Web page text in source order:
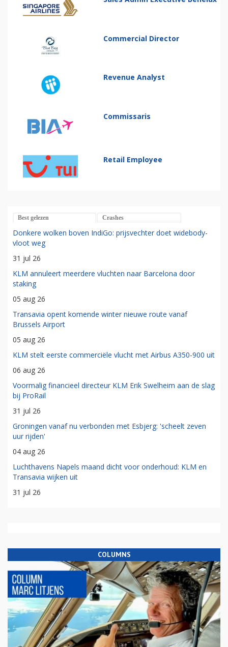
Commercial Director
Revenue Analyst
Commissaris
Retail Employee
Best gelezen Crashes
Donkere wolken boven IndiGo: prijsvechter doet widebody-
vloot weg
31 jul 26
KLM annuleert meerdere vluchten naar Barcelona door
staking
05 aug 26
Transavia opent komende winter nieuwe route vanaf
Brussels Airport
05 aug 26
KLM stelt eerste commerciële vlucht met Airbus A350-900 uit
06 aug 26
Voormalig financieel directeur KLM Erik Swelheim aan de slag
bij ProRail
31 jul 26
Groningen vanaf nu verbonden met Esbjerg: 'scheelt zeven
uur rijden'
04 aug 26
Luchthavens Napels maand dicht voor onderhoud: KLM en
Transavia wijken uit
31 jul 26
COLUMNS